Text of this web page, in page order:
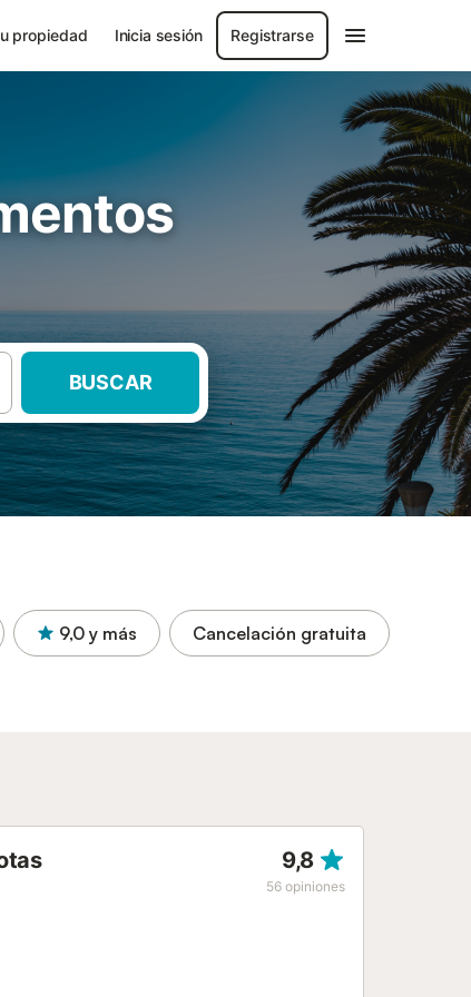
propiedad Inicia sesión Registrarse
BUSCAR
9,0 y más Cancelación gratuita
9,8
56 opiniones